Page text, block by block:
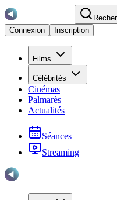
Connexion
Inscription
Films
Célébrités
Cinémas
Palmarès
Actualités
Séances
Streaming